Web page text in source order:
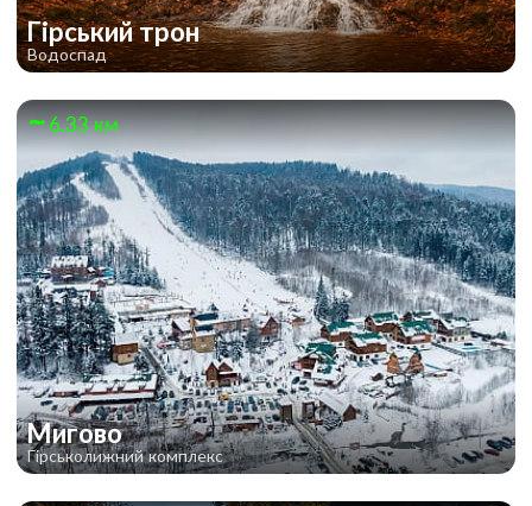
Гірський трон
Водоспад
6.33 км
Мигово
Гірськолижний комплекс